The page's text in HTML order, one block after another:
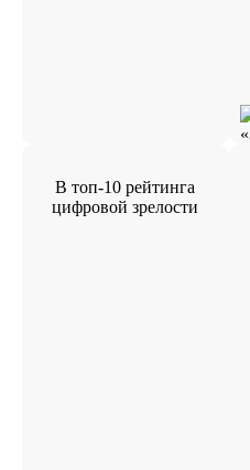
В топ-10 рейтинга
цифровой зрелости